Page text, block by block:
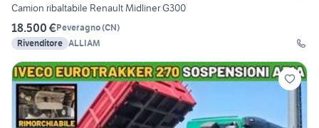
Camion ribaltabile Renault Midliner G300
18.500 €Peveragno(CN)
Rivenditore ALLIAM